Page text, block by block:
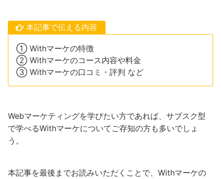
本記事で伝える内容
① Withマーケの特徴
② Withマーケのコース内容や料金
③ Withマーケの口コミ・評判 など
Webマーケティングを学びたい方であれば、サブスク型
で学べるWithマーケについてご存知の方も多いでしょ
う。
本記事を最後までお読みいただくことで、Withマーケの